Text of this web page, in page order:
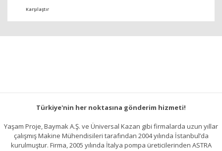
Karşılaştır
Türkiye'nin her noktasına gönderim hizmeti!
Yaşam Proje, Baymak A.Ş. ve Üniversal Kazan gibi firmalarda uzun yıllar
çalışmış Makine Mühendisileri tarafından 2004 yılında İstanbul’da
kurulmuştur. Firma, 2005 yılında İtalya pompa üreticilerinden ASTRA